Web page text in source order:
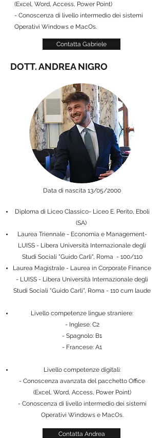
Diploma di Liceo Classico- Liceo E. Perito, Eboli
(SA)
Laurea Triennale - Economia e Management-
LUISS - Libera Università Internazionale degli
Studi Sociali "Guido Carli", Roma - 100/110
Laurea Magistrale - Laurea in Corporate Finance
- LUISS - Libera Università Internazionale degli
Studi Sociali "Guido Carli", Roma - 110 cum laude
Livello competenze lingue straniere:
- Inglese: C2
- Spagnolo: B1
- Francese: A1
Livello competenze digitali:
- Conoscenza avanzata del pacchetto Office
(Excel, Word, Access, Power Point)
- Conoscenza di livello intermedio dei sistemi
Operativi Windows e MacOs.
Contatta Andrea
(Excel, Word, Access, Power Point)
- Conoscenza di livello intermedio dei sistemi
Operativi Windows e MacOs.
Contatta Gabriele
DOTT. ANDREA NIGRO
Data di nascita 13/05/2000